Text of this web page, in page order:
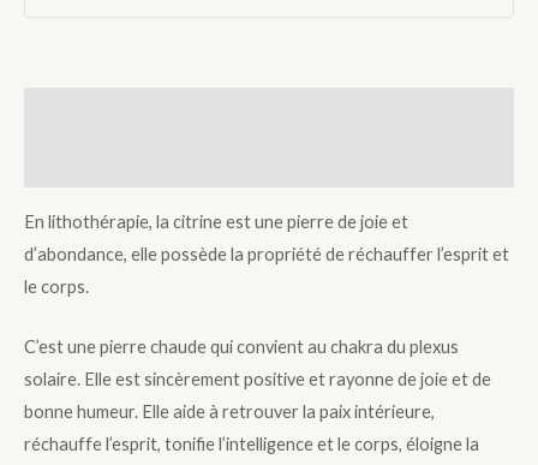
En lithothérapie, la citrine est une pierre de joie et
d’abondance, elle possède la propriété de réchauffer l’esprit et
le corps.
C’est une pierre chaude qui convient au chakra du plexus
solaire. Elle est sincèrement positive et rayonne de joie et de
bonne humeur. Elle aide à retrouver la paix intérieure,
réchauffe l’esprit, tonifie l’intelligence et le corps, éloigne la